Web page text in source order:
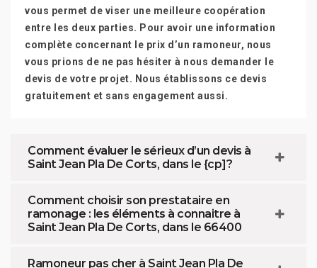
vous permet de viser une meilleure coopération
entre les deux parties. Pour avoir une information
complète concernant le prix d’un ramoneur, nous
vous prions de ne pas hésiter à nous demander le
devis de votre projet. Nous établissons ce devis
gratuitement et sans engagement aussi.
Comment évaluer le sérieux d’un devis à
Saint Jean Pla De Corts, dans le {cp]?
Comment choisir son prestataire en
ramonage : les éléments à connaitre à
Saint Jean Pla De Corts, dans le 66400
Ramoneur pas cher à Saint Jean Pla De